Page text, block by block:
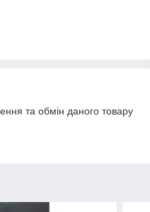
та обмін даного товару